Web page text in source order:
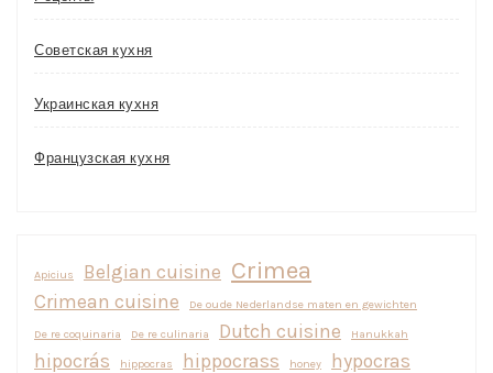
Советская кухня
Украинская кухня
Французская кухня
Apicius Belgian cuisine Crimea
Crimean cuisine De oude Nederlandse maten en gewichten
De re coquinaria De re culinaria Dutch cuisine Hanukkah
hipocrás hippocras hippocrass honey
hypocras